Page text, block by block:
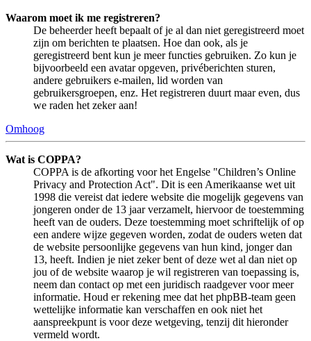
Waarom moet ik me registreren?
De beheerder heeft bepaalt of je al dan niet geregistreerd moet
zijn om berichten te plaatsen. Hoe dan ook, als je
geregistreerd bent kun je meer functies gebruiken. Zo kun je
bijvoorbeeld een avatar opgeven, privéberichten sturen,
andere gebruikers e-mailen, lid worden van
gebruikersgroepen, enz. Het registreren duurt maar even, dus
we raden het zeker aan!
Omhoog
Wat is COPPA?
COPPA is de afkorting voor het Engelse "Children’s Online
Privacy and Protection Act". Dit is een Amerikaanse wet uit
1998 die vereist dat iedere website die mogelijk gegevens van
jongeren onder de 13 jaar verzamelt, hiervoor de toestemming
heeft van de ouders. Deze toestemming moet schriftelijk of op
een andere wijze gegeven worden, zodat de ouders weten dat
de website persoonlijke gegevens van hun kind, jonger dan
13, heeft. Indien je niet zeker bent of deze wet al dan niet op
jou of de website waarop je wil registreren van toepassing is,
neem dan contact op met een juridisch raadgever voor meer
informatie. Houd er rekening mee dat het phpBB-team geen
wettelijke informatie kan verschaffen en ook niet het
aanspreekpunt is voor deze wetgeving, tenzij dit hieronder
vermeld wordt.